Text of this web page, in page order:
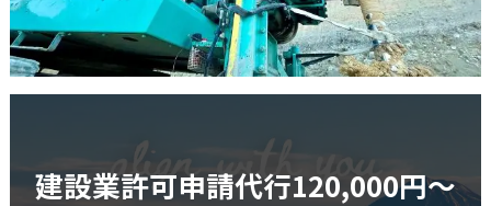
建設業許可申請代行120,000円〜